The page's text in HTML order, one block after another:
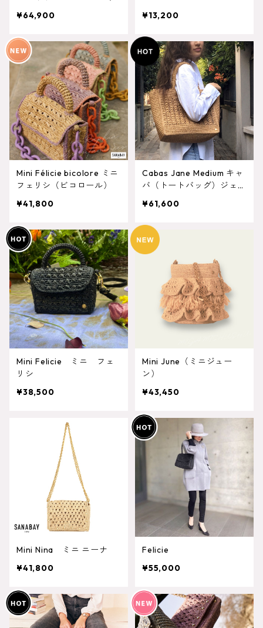
¥64,900
¥13,200
Mini Félicie bicolore ミニ
フェリシ（ビコロール）
¥41,800
Cabas Jane Medium キャ
バ（トートバッグ）ジェー
¥61,600
Mini Felicie ミニ フェ
リシ
¥38,500
Mini June（ミニジュー
ン）
¥43,450
Mini Nina ミニ ニーナ
¥41,800
Felicie
¥55,000